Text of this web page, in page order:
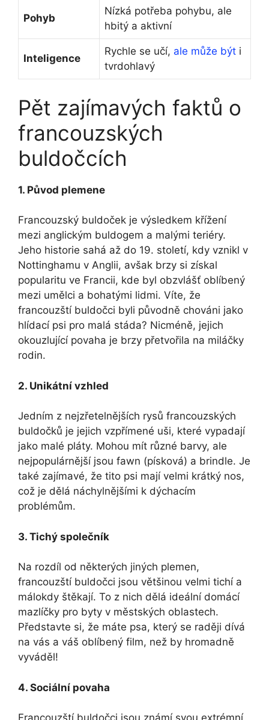
Pohyb
Nízká potřeba pohybu,⁣ ale
hbitý a aktivní
Inteligence
Rychle se učí, ale může být i
tvrdohlavý
Pět zajímavých faktů o⁣
francouzských
buldočcích
1. ⁤Původ plemene
Francouzský buldoček je výsledkem křížení
mezi ⁢anglickým buldogem a malými teriéry.
⁤Jeho historie sahá až do 19. století, kdy vznikl v
Nottinghamu v Anglii, avšak brzy si získal
popularitu ve Francii, kde byl obzvlášť ‌oblíbený
mezi umělci a bohatými lidmi. ⁢Víte, že⁢
francouzští ​buldočci byli původně chováni jako
hlídací psi pro malá stáda? Nicméně, jejich
okouzlující povaha je brzy‍ přetvořila na miláčky
rodin.
2. ⁣Unikátní vzhled
Jedním z nejzřetelnějších rysů francouzských​
buldočků je jejich vzpřímené uši, které vypadají
jako malé pláty. Mohou mít různé barvy, ale
nejpopulárnější jsou fawn (písková) a⁣ brindle. Je
také zajímavé, že‌ tito ​psi⁢ mají velmi krátký nos,
což je dělá ​náchylnějšími k dýchacím
problémům.
3. Tichý společník
Na⁢ rozdíl od některých ⁤jiných plemen,
francouzští buldočci jsou většinou velmi tichí a
málokdy štěkají. To z nich dělá ideální domácí
mazlíčky pro byty v městských oblastech.
Představte si, že máte psa, který se raději dívá
na vás a váš oblíbený⁢ film, ⁣než by hromadně‌
vyváděl!
4. Sociální povaha